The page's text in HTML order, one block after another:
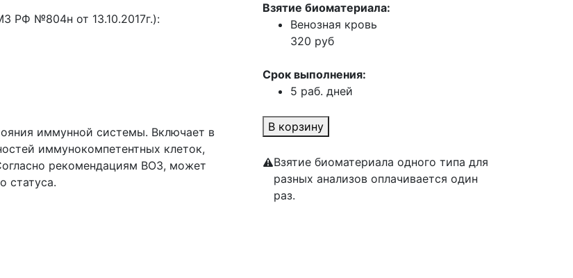
РФ №804н от 13.10.2017г.):
иммунной системы. Включает в
иммунокомпетентных клеток,
рекомендациям ВОЗ, может
статуса.
Взятие биоматериала:
Венозная кровь
320 руб
Срок выполнения:
5 раб. дней
В корзину
Взятие биоматериала одного типа для
разных анализов оплачивается один
раз.